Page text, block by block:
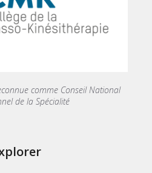
comme Conseil National
de la Spécialité